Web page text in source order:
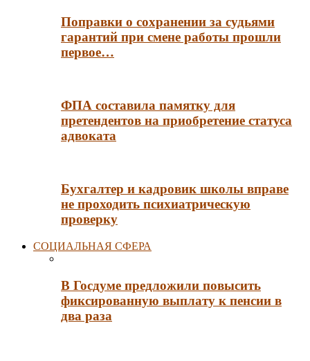
Поправки о сохранении за судьями
гарантий при смене работы прошли
первое…
ФПА составила памятку для
претендентов на приобретение статуса
адвоката
Бухгалтер и кадровик школы вправе
не проходить психиатрическую
проверку
СОЦИАЛЬНАЯ СФЕРА
В Госдуме предложили повысить
фиксированную выплату к пенсии в
два раза